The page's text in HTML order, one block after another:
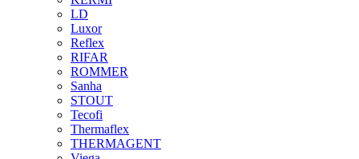
LD
Luxor
Reflex
RIFAR
ROMMER
Sanha
STOUT
Tecofi
Thermaflex
THERMAGENT